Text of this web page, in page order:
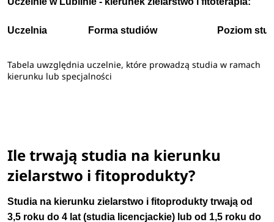
Uczelnia Forma studiów Poziom
Tabela uwzględnia uczelnie, które prowadzą studia w ramach
kierunku lub specjalności
Ile trwają studia na kierunku
zielarstwo i fitoprodukty?
Studia na kierunku zielarstwo i fitoprodukty trwają od
3,5 roku do 4 lat (studia licencjackie) lub od 1,5 roku do